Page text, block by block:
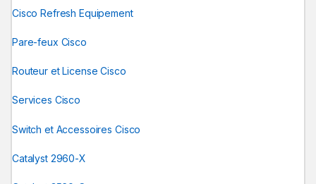
Cisco Refresh Equipement
Pare-feux Cisco
Routeur et License Cisco
Services Cisco
Switch et Accessoires Cisco
Catalyst 2960-X